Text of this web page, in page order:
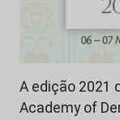
A edição 2021
Academy of